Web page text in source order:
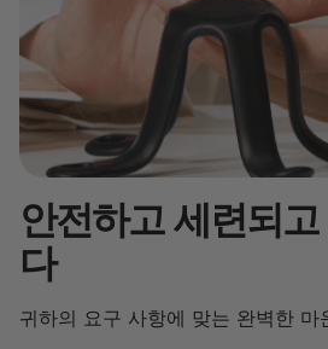
안전하고 세련되
다
귀하의 요구 사항에 맞는 완벽한 마